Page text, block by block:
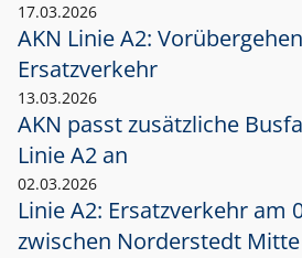
17.03.2026
AKN Linie A2:
Ersatzverkehr
13.03.2026
AKN passt zusätzliche
Linie A2 an
02.03.2026
Linie A2: Ersatzverkehr am
zwischen Norderstedt